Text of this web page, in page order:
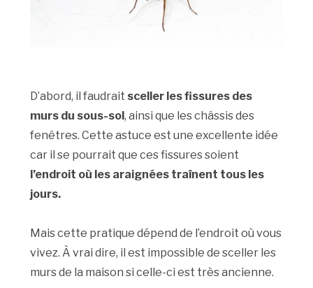
D’abord, il faudrait sceller les fissures des
murs du sous-sol, ainsi que les châssis des
fenêtres. Cette astuce est une excellente idée
car il se pourrait que ces fissures soient
l’endroit où les araignées traînent tous les
jours.
Mais cette pratique dépend de l’endroit où vous
vivez. À vrai dire, il est impossible de sceller les
murs de la maison si celle-ci est très ancienne.